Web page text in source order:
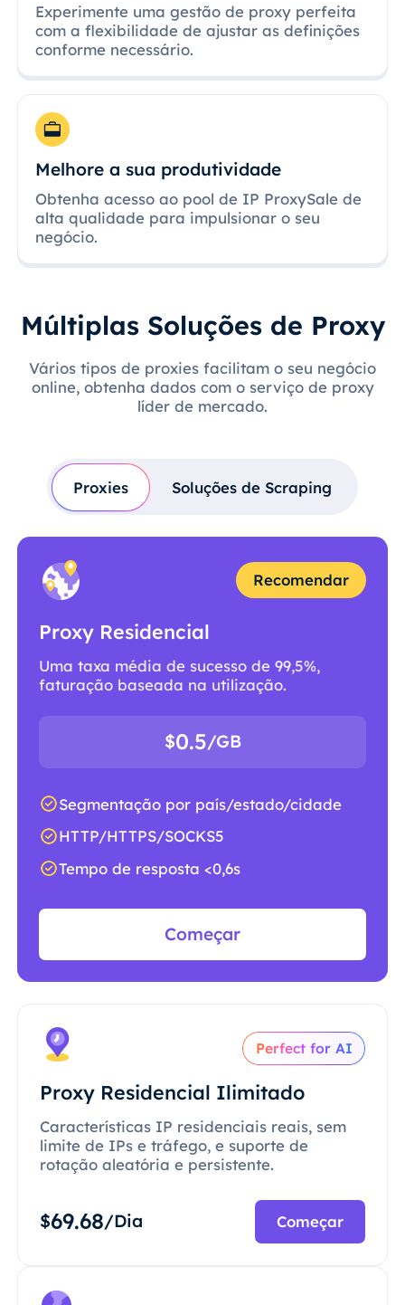
Experimente uma gestão de proxy perfeita
com a flexibilidade de ajustar as definições
conforme necessário.
Melhore a sua produtividade
Obtenha acesso ao pool de IP ProxySale de
alta qualidade para impulsionar o seu
negócio.
Múltiplas Soluções de Proxy
Vários tipos de proxies facilitam o seu negócio
online, obtenha dados com o serviço de proxy
líder de mercado.
Proxies Soluções de Scraping
Recomendar
Proxy Residencial
Uma taxa média de sucesso de 99,5%,
faturação baseada na utilização.
$0.5/GB
Segmentação por país/estado/cidade
HTTP/HTTPS/SOCKS5
Tempo de resposta <0,6s
Começar
Perfect for AI
Proxy Residencial Ilimitado
Características IP residenciais reais, sem
limite de IPs e tráfego, e suporte de
rotação aleatória e persistente.
$69.68/Dia Começar